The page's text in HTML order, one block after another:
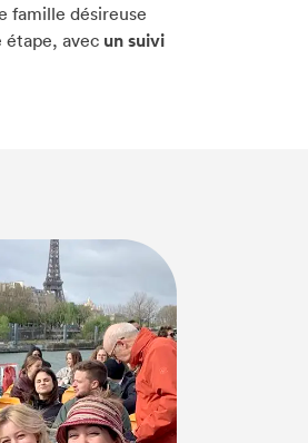
famille désireuse
étape, avec un suivi